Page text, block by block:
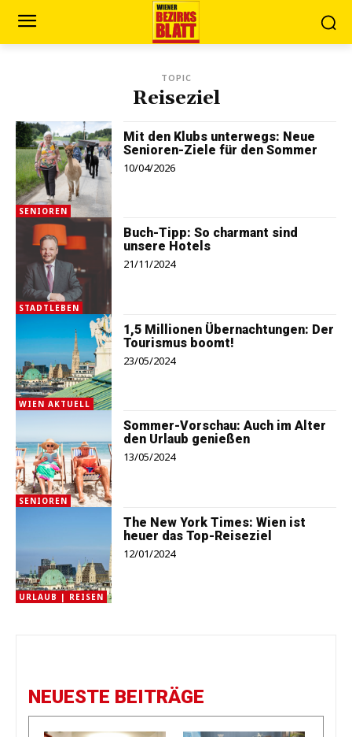
TOPIC
Reiseziel
SENIOREN
Mit den Klubs unterwegs: Neue
Senioren-Ziele für den Sommer
10/04/2026
STADTLEBEN
Buch-Tipp: So charmant sind
unsere Hotels
21/11/2024
WIEN AKTUELL
1,5 Millionen Übernachtungen: Der
Tourismus boomt!
23/05/2024
SENIOREN
Sommer-Vorschau: Auch im Alter
den Urlaub genießen
13/05/2024
URLAUB | REISEN
The New York Times: Wien ist
heuer das Top-Reiseziel
12/01/2024
NEUESTE BEITRÄGE